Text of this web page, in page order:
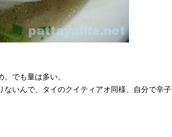
でも量は多い。
ないんで、タイのクイティアオ同様、自分で辛子